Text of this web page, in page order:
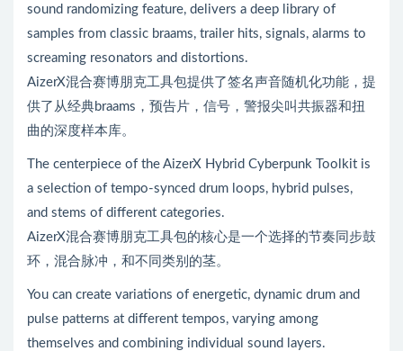
sound randomizing feature, delivers a deep library of
samples from classic braams, trailer hits, signals, alarms to
screaming resonators and distortions.
AizerX混合赛博朋克工具包提供了签名声音随机化功能，提
供了从经典braams，预告片，信号，警报尖叫共振器和扭
曲的深度样本库。
The centerpiece of the AizerX Hybrid Cyberpunk Toolkit is
a selection of tempo-synced drum loops, hybrid pulses,
and stems of different categories.
AizerX混合赛博朋克工具包的核心是一个选择的节奏同步鼓
环，混合脉冲，和不同类别的茎。
You can create variations of energetic, dynamic drum and
pulse patterns at different tempos, varying among
themselves and combining individual sound layers.